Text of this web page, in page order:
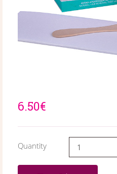
6.50€
Quantity